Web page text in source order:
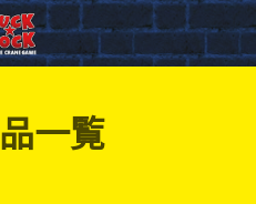
一覧